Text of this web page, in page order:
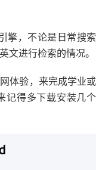
擎，不论是日常搜索
文进行检索的情况。
体验，来完成学业或
记得多下载安装几个